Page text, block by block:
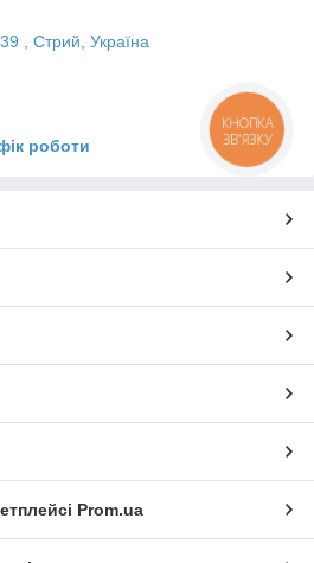
, Стрий, Україна
роботи
Prom.ua
КНОПКА
ЗВ'ЯЗКУ